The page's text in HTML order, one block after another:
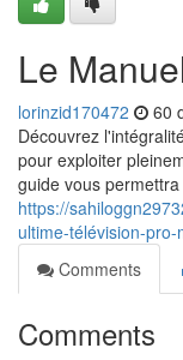
Le
lorinzid170472 60
Découvrez
pour exploiter
guide vous
https://
ultime-télévision-pro-
Comments
Comments